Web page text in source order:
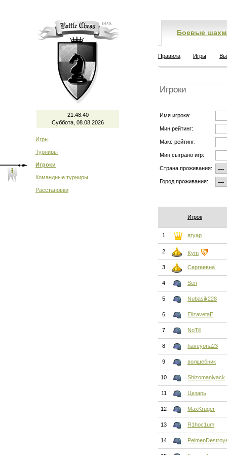
21:48:40
Суббота, 08.08.2026
Игры
Турниры
Игроки
Командные турниры
Расстановки
Боевые
Правила Игры
Игроки
Имя игрока:
Мин рейтинг:
Макс рейтинг:
Мин сыграно игр:
Страна проживания:
Город проживания:
Игрок
1 ягуар
2 Kym
3 Сергеевна
4 Sen
5 Nubasik228
6 ElizavetaE
7 NoTill
8 haveyona23
9 волшебник
10 Shizomaniyack
11 Цезарь
12 MaxKruger
13 R1hoc1um
14